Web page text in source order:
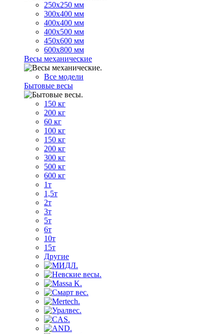
250х250 мм
300х400 мм
400х400 мм
400х500 мм
450х600 мм
600х800 мм
Весы механические
Все модели
Бытовые весы
150 кг
200 кг
60 кг
100 кг
150 кг
200 кг
300 кг
500 кг
600 кг
1т
1,5т
2т
3т
5т
6т
10т
15т
Другие